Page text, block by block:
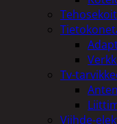
Tv-
Viihde-